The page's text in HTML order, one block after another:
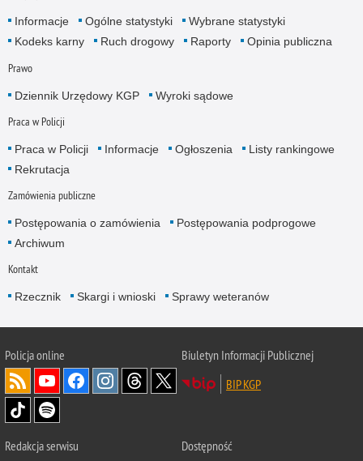
Informacje Ogólne statystyki
Wybrane statystyki
Kodeks karny
Ruch drogowy Raporty Opinia publiczna
Prawo
Dziennik Urzędowy KGP Wyroki sądowe
Praca w Policji
Praca w Policji Informacje Ogłoszenia
Listy rankingowe
Rekrutacja
Zamówienia publiczne
Postępowania o zamówienia
Postępowania podprogowe
Archiwum
Kontakt
Rzecznik Skargi i wnioski Sprawy weteranów
Policjaonline
Biuletyn Informacji Publicznej
BIP KGP
Redakcja serwisu Dostępność